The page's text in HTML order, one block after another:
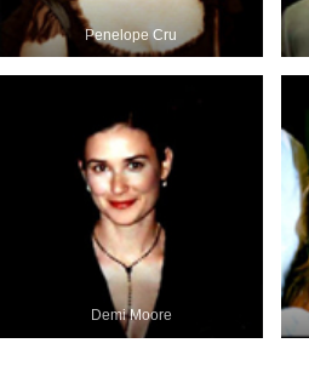
Penelope Cru
Demi Moore